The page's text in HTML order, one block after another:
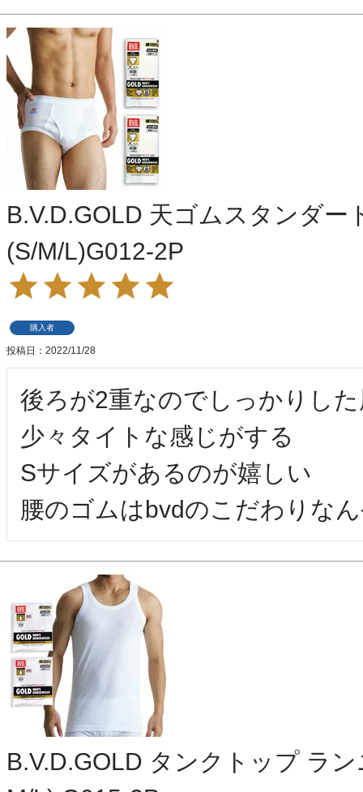
B.V.D.GOLD 天ゴムスタンダー
(S/M/L)G012-2P
購入者
投稿日 2022/11/28
後ろが2重なのでしっかりし
少々タイトな感じがする
Sサイズがあるのが嬉しい
腰のゴムはbvdのこだわりな
B.V.D.GOLD タンクトップ ラ